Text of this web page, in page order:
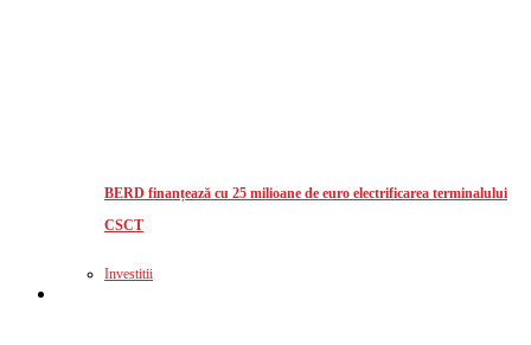
BERD finanțează cu 25 milioane de euro electrificarea terminalului
CSCT
Investitii